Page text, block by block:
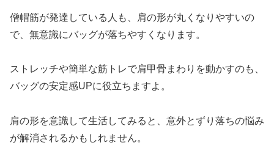
僧帽筋が発達している人も、肩の形が丸くなりやすいの
で、無意識にバッグが落ちやすくなります。
ストレッチや簡単な筋トレで肩甲骨まわりを動かすのも、
バッグの安定感UPに役立ちますよ。
肩の形を意識して生活してみると、意外とずり落ちの悩み
が解消されるかもしれません。